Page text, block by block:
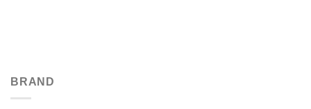
BRAND